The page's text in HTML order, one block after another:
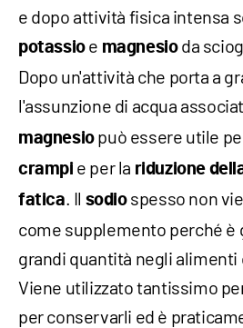
e dopo attività fisica intensa
potassio e magnesioda
Dopo un'attività che porta a
l'assunzione di acqua
magnesiopuò essere utile
crampi e per la riduzione
fatica. Il sodiospesso non
come supplemento perché è
grandi quantità negli
Viene utilizzato tantissimo
per conservarli ed è